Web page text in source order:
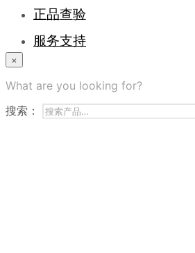
正品查验
服务支持
常见问题
商务合作
×
What are you looking for?
搜索：